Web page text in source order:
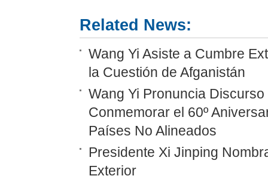
Related News:
Wang Yi Asiste a Cumbre
la Cuestión de Afganistán
Wang Yi Pronuncia
Conmemorar el 60º
Países No Alineados
Presidente Xi Jinping
Exterior